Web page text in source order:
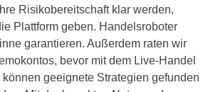
Risikobereitschaft klar werden,
Plattform geben. Handelsroboter
garantieren. Außerdem raten wir
bevor mit dem Live-Handel
geeignete Strategien gefunden